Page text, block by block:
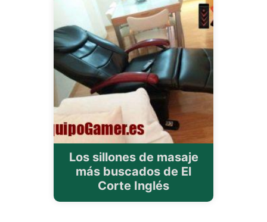
Los sillones de masaje
más buscados de El
Corte Inglés